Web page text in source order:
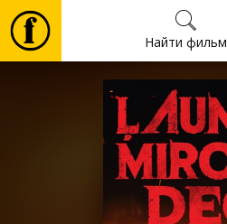
Найти фильм
Фильмы